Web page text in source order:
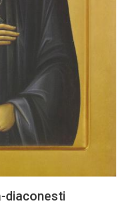
diaconesti